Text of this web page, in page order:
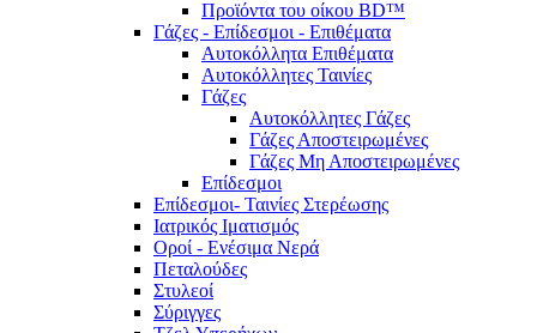
Προϊόντα του οίκου BD™
Γάζες - Επίδεσμοι - Επιθέματα
Αυτοκόλλητα Επιθέματα
Αυτοκόλλητες Ταινίες
Γάζες
Αυτοκόλλητες Γάζες
Γάζες Αποστειρωμένες
Γάζες Μη Αποστειρωμένες
Επίδεσμοι
Επίδεσμοι- Ταινίες Στερέωσης
Ιατρικός Ιματισμός
Οροί - Ενέσιμα Νερά
Πεταλούδες
Στυλεοί
Σύριγγες